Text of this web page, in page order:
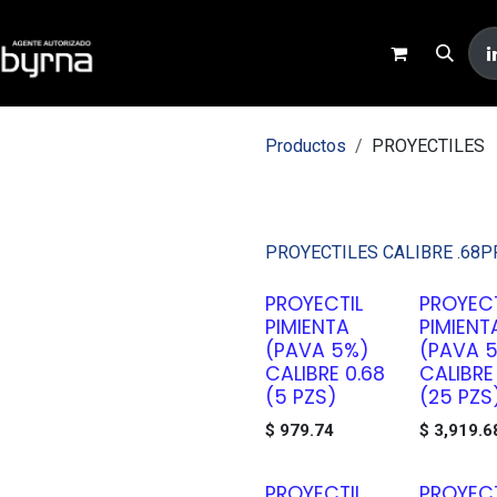
Productos PROYECTILES
PROYECTILES CALIBRE .68
PROYECTIL
PIMIENTA
(PAVA 5%)
CALIBRE 0.68
(5 PZS)
$ 979.74
(PAVA
(25
$